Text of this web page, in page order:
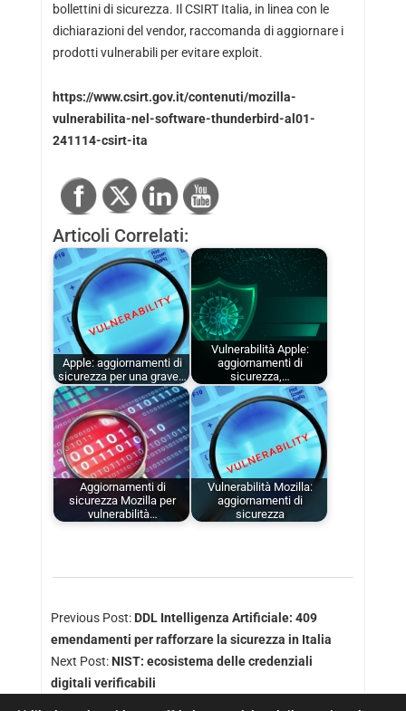
bollettini di sicurezza. Il CSIRT Italia, in linea con le
dichiarazioni del vendor, raccomanda di aggiornare i
prodotti vulnerabili per evitare exploit.
https://www.csirt.gov.it/contenuti/mozilla-
vulnerabilita-nel-software-thunderbird-al01-
241114-csirt-ita
Articoli Correlati:
Apple: aggiornamenti di
sicurezza per una grave…
Vulnerabilità Apple:
aggiornamenti di
sicurezza,…
Aggiornamenti di
sicurezza Mozilla per
vulnerabilità…
Vulnerabilità Mozilla:
aggiornamenti di
sicurezza
Previous Post: DDL Intelligenza Artificiale: 409
emendamenti per rafforzare la sicurezza in Italia
Next Post: NIST: ecosistema delle credenziali
digitali verificabili